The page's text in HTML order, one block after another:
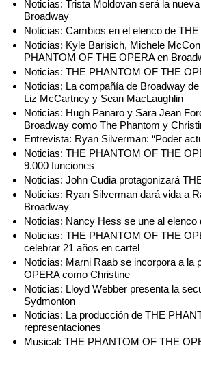
Noticias: Trista Moldovan será la
Broadway
Noticias: Cambios en el elenco de
Noticias: Kyle Barisich, Michele
PHANTOM OF THE OPERA en
Noticias: THE PHANTOM OF THE
Noticias: La compañía de Broadway
Liz McCartney y Sean MacLaughlin
Noticias: Hugh Panaro y Sara Jean
Broadway como The Phantom y
Entrevista: Ryan Silverman: “Poder
Noticias: THE PHANTOM OF THE
9.000 funciones
Noticias: John Cudia protagonizará
Noticias: Ryan Silverman dará vida a
Broadway
Noticias: Nancy Hess se une al
Noticias: THE PHANTOM OF THE
celebrar 21 años en cartel
Noticias: Marni Raab se incorpora a
OPERA como Christine
Noticias: Lloyd Webber presenta la
Sydmonton
Noticias: La producción de THE
representaciones
Musical: THE PHANTOM OF THE